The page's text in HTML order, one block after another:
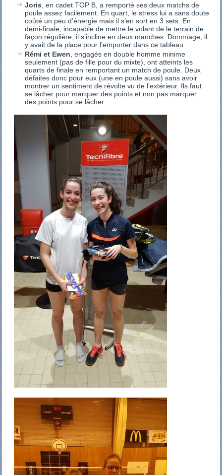
Joris , en cadet TOP B, a remporté ses deux matchs de
poule assez facilement. En quart, le stress lui a sans doute
coûté un peu d’énergie mais il s’en sort en 3 sets. En
demi-finale, incapable de mettre le volant de le terrain de
façon régulière, il s’incline en deux manches. Dommage, il
y avait de la place pour l’emporter dans ce tableau.
Rémi et Ewen , engagés en double homme minime
seulement (pas de fille pour du mixte), ont atteints les
quarts de finale en remportant un match de poule. Deux
défaites donc pour eux (une en poule aussi) sans avoir
montrer un sentiment de révolte vu de l’extérieur. Ils faut
se lâcher pour marquer des points et non pas marquer
des points pour se lâcher.